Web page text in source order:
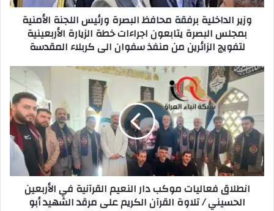
بمجلس
البصرة
يتابعون
اجراءات
الزيارة
الأربعينية
لتفويج
الزائرين
من
منفذ
سفوان
الى
كربلاء
المقدسة
وزير الداخلية برفقة محافظ البصرة ورئيس اللجنة الأمنية
بمجلس البصرة يتابعون اجراءات خطة الزيارة الأربعينية
لتفويج الزائرين من منفذ سفوان الى كربلاء المقدسة
انطلاق
موكب
النعيم
القرآنية
في
الأربعين
الحسيني
انطلاق فعاليات موكب دار النعيم القرآنية في الأربعين
الحسيني / تلاوة القرآن الكريم على مرقد الشهيد أبو